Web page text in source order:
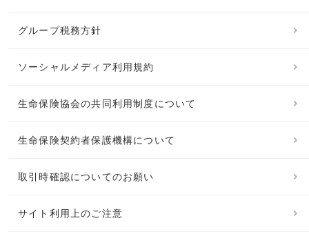
グループ税務方針
ソーシャルメディア利用規約
生命保険協会の共同利用制度について
生命保険契約者保護機構について
取引時確認についてのお願い
サイト利用上のご注意